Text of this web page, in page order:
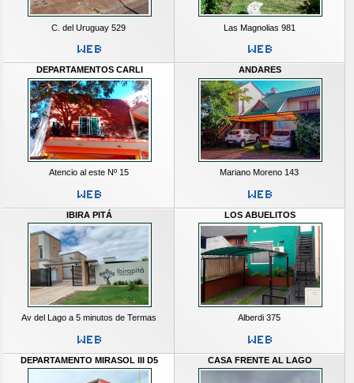
C. del Uruguay 529 Las Magnolias 981
DEPARTAMENTOS CARLI
Atencio al este Nº 15
ANDARES
Mariano Moreno 143
IBIRA PITÁ
Av del Lago a 5 minutos de Termas
LOS ABUELITOS
Alberdi 375
DEPARTAMENTO MIRASOL III D5 CASA FRENTE AL LAGO